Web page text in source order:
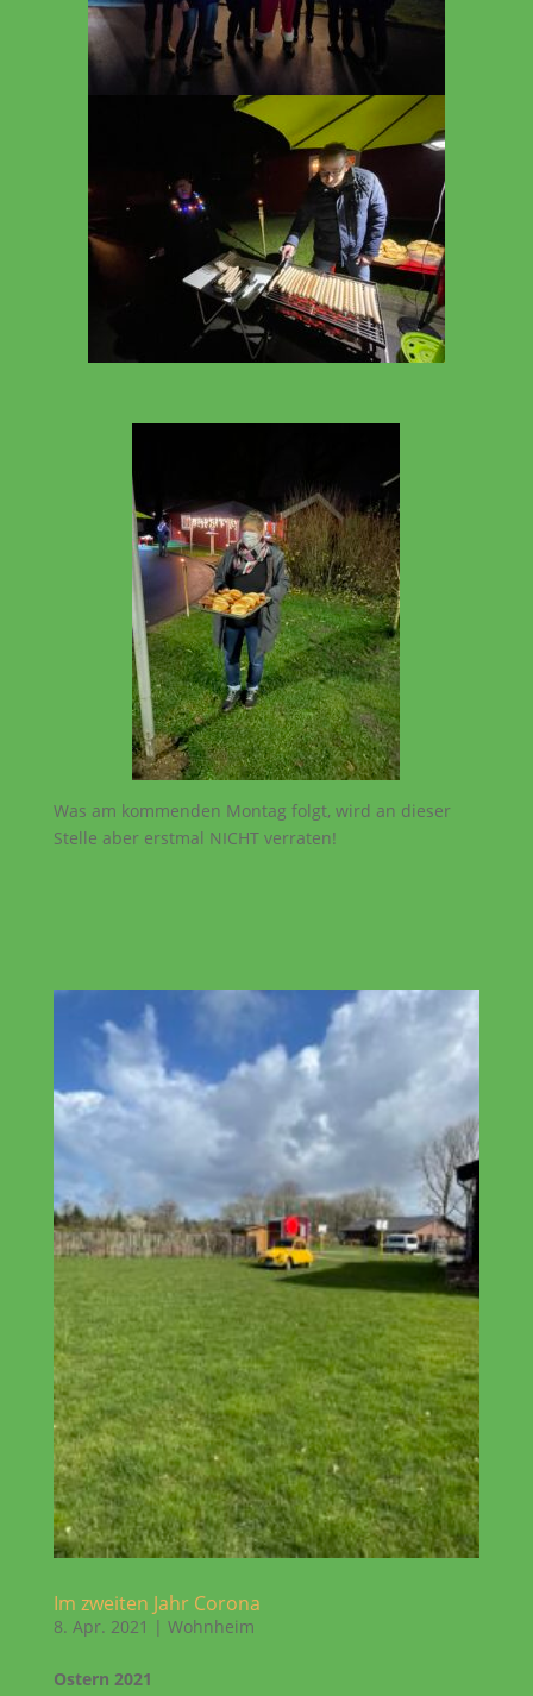
Was am kommenden Montag folgt, wird an dieser
Stelle aber erstmal NICHT verraten!
Im zweiten Jahr Corona
8. Apr. 2021 | Wohnheim
Ostern 2021